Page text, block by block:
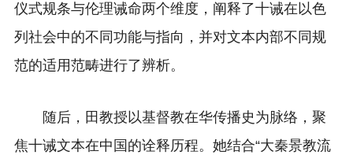
仪式规条与伦理诫命两个维度，阐释了十诫在以色
列社会中的不同功能与指向，并对文本内部不同规
范的适用范畴进行了辨析。
随后，田教授以基督教在华传播史为脉络，聚
焦十诫文本在中国的诠释历程。她结合“大秦景教流